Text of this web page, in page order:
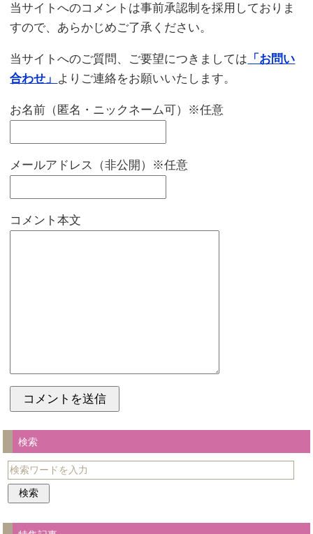
当サイトへのコメントは事前承認制を採用しておりま
すので、あらかじめご了承ください。
当サイトへのご質問、ご要望につきましては 「お問い
合わせ」 よりご連絡をお願いいたします。
お名前（匿名・ニックネーム可）※任意
メールアドレス（非公開）※任意
コメント本文
検索